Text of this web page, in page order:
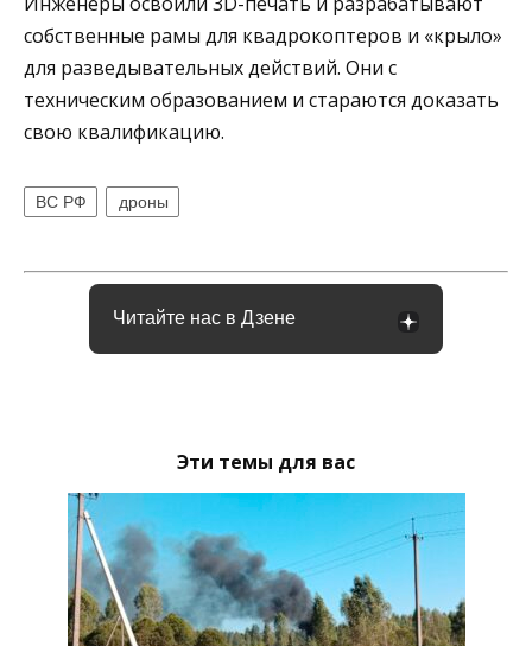
собственные рамы для квадрокоптеров и «крыло»
для разведывательных действий. Они с
техническим образованием и стараются доказать
свою квалификацию.
ВС РФ дроны
Читайте нас в Дзене
Эти темы для вас